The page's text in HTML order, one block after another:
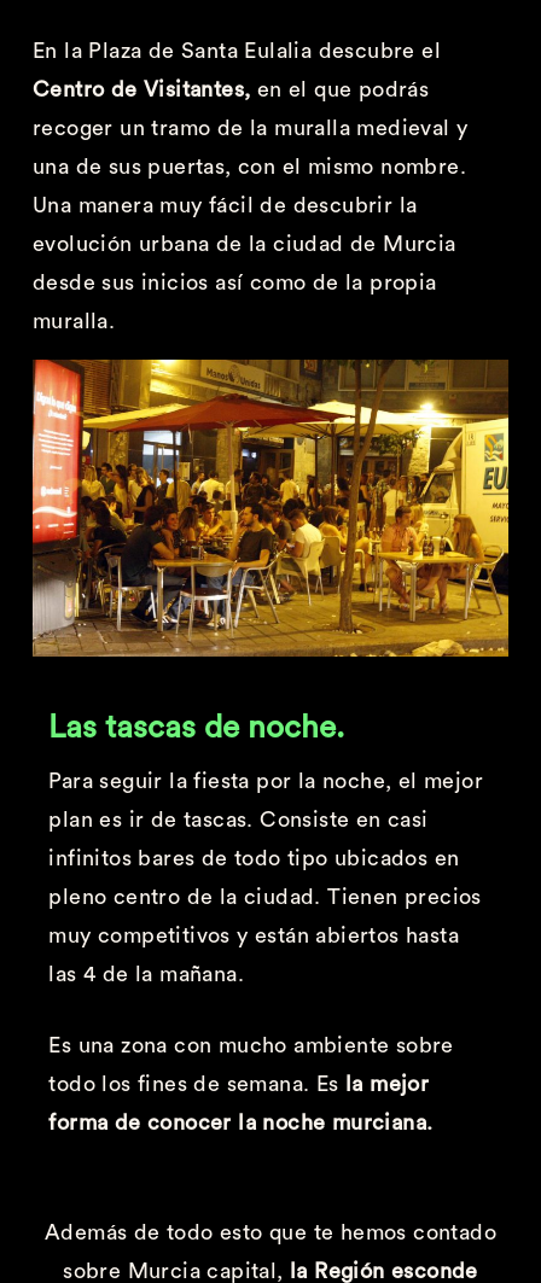
En la Plaza de Santa Eulalia descubre el
Centro de Visitantes, en el que podrás
recoger un tramo de la muralla medieval y
una de sus puertas, con el mismo nombre.
Una manera muy fácil de descubrir la
evolución urbana de la ciudad de Murcia
desde sus inicios así como de la propia
muralla.
Las tascas de noche.
Para seguir la fiesta por la noche, el mejor
plan es ir de tascas. Consiste en casi
infinitos bares de todo tipo ubicados en
pleno centro de la ciudad. Tienen precios
muy competitivos y están abiertos hasta
las 4 de la mañana.
Es una zona con mucho ambiente sobre
todo los fines de semana. Es la mejor
forma de conocer la noche murciana.
Además de todo esto que te hemos contado
sobre Murcia capital,
la Región esconde